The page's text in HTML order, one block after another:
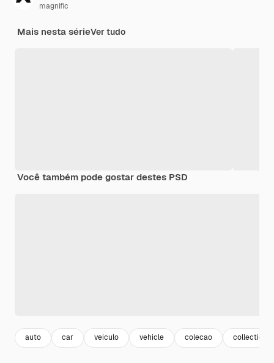
magnific
Mais nesta sérieVer tudo
Você também pode gostar destes PSD
auto car veiculo vehicle colecao collection